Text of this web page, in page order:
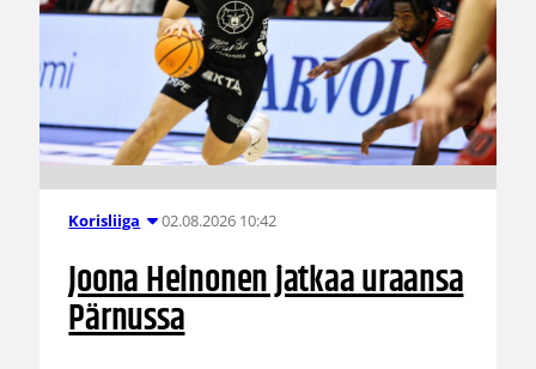
Korisliiga 02.08.2026 10:42
Joona Heinonen jatkaa uraansa
Pärnussa